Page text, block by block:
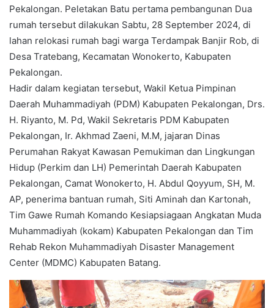
Pekalongan. Peletakan Batu pertama pembangunan Dua
rumah tersebut dilakukan Sabtu, 28 September 2024, di
lahan relokasi rumah bagi warga Terdampak Banjir Rob, di
Desa Tratebang, Kecamatan Wonokerto, Kabupaten
Pekalongan.
Hadir dalam kegiatan tersebut, Wakil Ketua Pimpinan
Daerah Muhammadiyah (PDM) Kabupaten Pekalongan, Drs.
H. Riyanto, M. Pd, Wakil Sekretaris PDM Kabupaten
Pekalongan, Ir. Akhmad Zaeni, M.M, jajaran Dinas
Perumahan Rakyat Kawasan Pemukiman dan Lingkungan
Hidup (Perkim dan LH) Pemerintah Daerah Kabupaten
Pekalongan, Camat Wonokerto, H. Abdul Qoyyum, SH, M.
AP, penerima bantuan rumah, Siti Aminah dan Kartonah,
Tim Gawe Rumah Komando Kesiapsiagaan Angkatan Muda
Muhammadiyah (kokam) Kabupaten Pekalongan dan Tim
Rehab Rekon Muhammadiyah Disaster Management
Center (MDMC) Kabupaten Batang.